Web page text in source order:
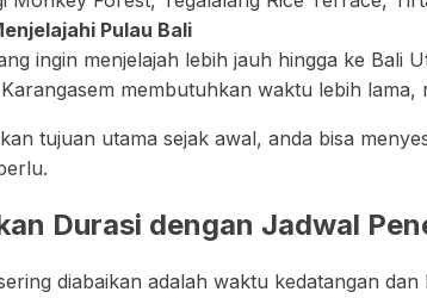
Pulau Bali
ingin menjelajah lebih jauh hingga ke Bali
membutuhkan waktu lebih
tujuan utama sejak awal, anda bisa
Durasi dengan Jadwal
diabaikan adalah waktu kedatangan